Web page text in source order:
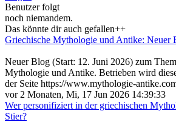
Benutzer folgt
noch niemandem.
Das könnte dir auch gefallen++
Griechische Mythologie und Antike: Neuer
Neuer Blog (Start: 12. Juni 2026) zum
Mythologie und Antike. Betrieben wird
der Seite https://www.mythologie-
vor 2 Monaten, Mi, 17 Jun 2026 14:39:33
Wer personifiziert in der griechischen
Stier?